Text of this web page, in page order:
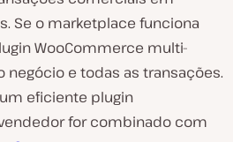
Se o marketplace funciona
WooCommerce multi-
e todas as transações.
eficiente plugin
for combinado com